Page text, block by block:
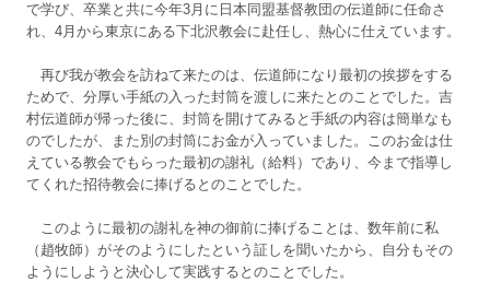
で学び、卒業と共に今年3月に日本同盟基督教団の伝道師に任命さ
れ、4月から東京にある下北沢教会に赴任し、熱心に仕えています。
再び我が教会を訪ねて来たのは、伝道師になり最初の挨拶をする
ためで、分厚い手紙の入った封筒を渡しに来たとのことでした。吉
村伝道師が帰った後に、封筒を開けてみると手紙の内容は簡単なも
のでしたが、また別の封筒にお金が入っていました。このお金は仕
えている教会でもらった最初の謝礼（給料）であり、今まで指導し
てくれた招待教会に捧げるとのことでした。
このように最初の謝礼を神の御前に捧げることは、数年前に私
（趙牧師）がそのようにしたという証しを聞いたから、自分もその
ようにしようと決心して実践するとのことでした。